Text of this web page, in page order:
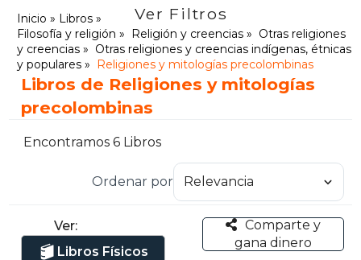
Ver Filtros
Inicio
Libros
Filosofía y religión
Religión y creencias
Otras religiones
y creencias
Otras religiones y creencias indígenas, étnicas
y populares
Religiones y mitologías precolombinas
Libros de Religiones y mitologías
precolombinas
Encontramos 6 Libros
Ordenar por
Ver:
Libros Físicos
Comparte y
gana dinero